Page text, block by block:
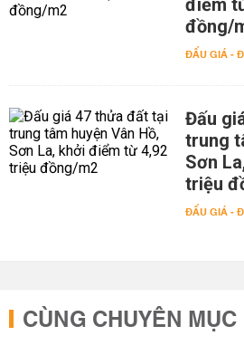
điểm
đồng/
ĐẤU GIÁ -
Đấu
trung
Sơn
triệu
ĐẤU GIÁ -
CÙNG CHUYÊN MỤC